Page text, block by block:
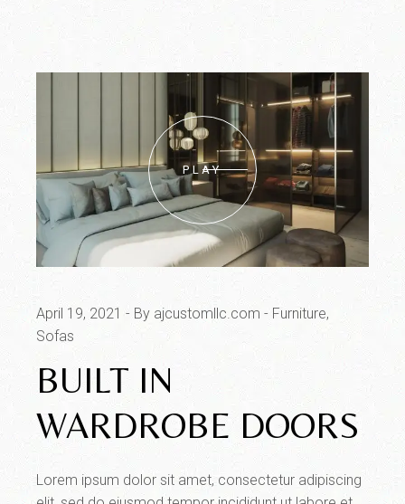
PLAY
April 19, 2021 By ajcustomllc.com
Furniture
Sofas
BUILT IN
WARDROBE DOORS
Lorem ipsum dolor sit amet, consectetur adipiscing